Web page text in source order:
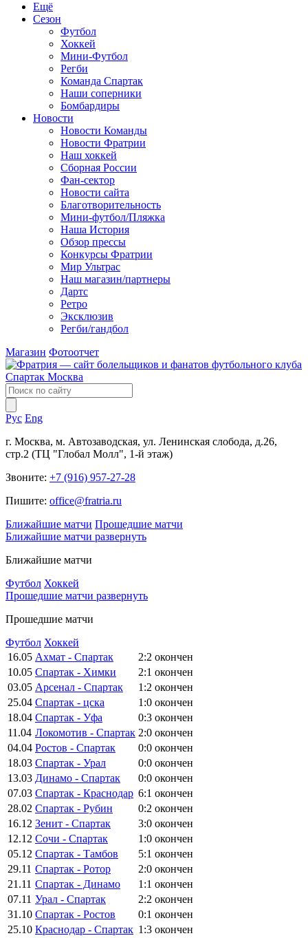
Ещё
Сезон
Футбол
Хоккей
Мини-Футбол
Регби
Команда Спартак
Наши соперники
Бомбардиры
Новости
Новости Команды
Новости Фратрии
Наш хоккей
Сборная России
Фан-cектор
Новости сайта
Благотворительность
Мини-футбол/Пляжка
Наша История
Обзор прессы
Конкурсы Фратрии
Мир Ультрас
Наш магазин/партнеры
Дартс
Ретро
Эксклюзив
Регби/гандбол
Магазин Фотоотчет
Рус Eng
г. Москва, м. Автозаводская, ул. Ленинская слобода, д.26,
стр.2 (ТЦ "Глобал Молл", 1-й этаж)
Звоните: +7 (916) 957-27-28
Пишите: office@fratria.ru
Ближайшие матчи Прошедшие матчи
Ближайшие матчи развернуть
Ближайшие матчи
Футбол Хоккей
Прошедшие матчи развернуть
Прошедшие матчи
Футбол Хоккей
16.05 Ахмат - Спартак 2:2 окончен
10.05 Спартак - Химки 2:1 окончен
03.05 Арсенал - Спартак 1:2 окончен
25.04 Спартак - цска 1:0 окончен
18.04 Спартак - Уфа 0:3 окончен
11.04 Локомотив - Спартак 2:0 окончен
04.04 Ростов - Спартак 0:0 окончен
18.03 Спартак - Урал 0:0 окончен
13.03 Динамо - Спартак 0:0 окончен
07.03 Спартак - Краснодар 6:1 окончен
28.02 Спартак - Рубин 0:2 окончен
16.12 Зенит - Спартак 3:0 окончен
12.12 Сочи - Спартак 1:0 окончен
05.12 Спартак - Тамбов 5:1 окончен
29.11 Спартак - Ротор 2:0 окончен
21.11 Спартак - Динамо 1:1 окончен
07.11 Урал - Спартак 2:2 окончен
31.10 Спартак - Ростов 0:1 окончен
25.10 Краснодар - Спартак 1:3 окончен